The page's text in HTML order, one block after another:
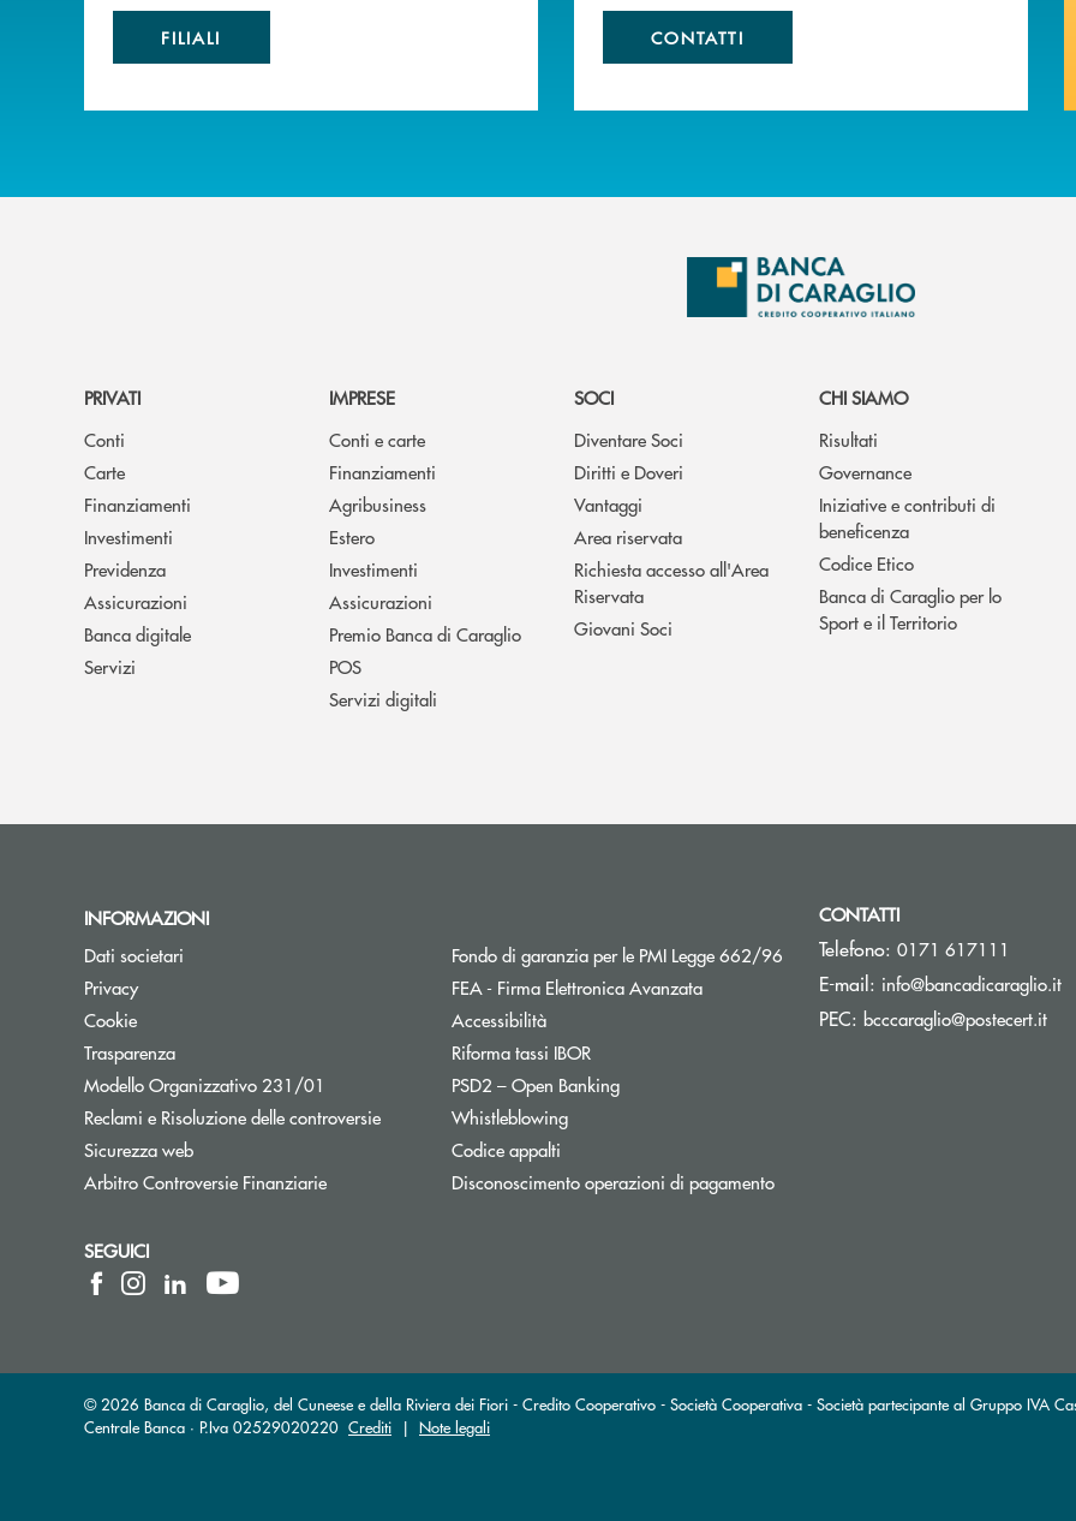
FILIALI CONTATTI
PRIVATI
Conti
Carte
Finanziamenti
Investimenti
Previdenza
Assicurazioni
Banca digitale
Servizi
IMPRESE
Conti e carte
Finanziamenti
Agribusiness
Estero
Investimenti
Assicurazioni
Premio Banca di Caraglio
POS
Servizi digitali
SOCI
Diventare Soci
Diritti e Doveri
Vantaggi
Area riservata
Richiesta accesso all'Area
Riservata
Giovani Soci
CHI SIAMO
Risultati
Governance
Iniziative e contributi di
beneficenza
Codice Etico
Banca di Caraglio per lo
Sport e il Territorio
INFORMAZIONI
Dati societari
Privacy
Cookie
Trasparenza
Modello Organizzativo 231/01
Reclami e Risoluzione delle controversie
Sicurezza web
Arbitro Controversie FinanziarieApre una nuova finestra
Fondo di garanzia per le PMI Legge 662/96 Apre una nuova finestra
FEA - Firma Elettronica Avanzata
AccessibilitàApre una nuova finestra
Riforma tassi IBORApre una nuova finestra
PSD2 – Open BankingApre una nuova finestra
Whistleblowing
Codice appalti
Disconoscimento operazioni di pagamento
CONTATTI
Telefono: 0171 617111
E-mail: info@bancadicaraglio.it
PEC: bcccaraglio@postecert.it(si
SEGUICI
© 2026 Banca di Caraglio, del Cuneese e della Riviera dei Fiori - Credito Cooperativo - Società Cooperativa - Società partecipante al Gruppo IVA
Centrale Banca · P.Iva 02529020220 Crediti | Note legali